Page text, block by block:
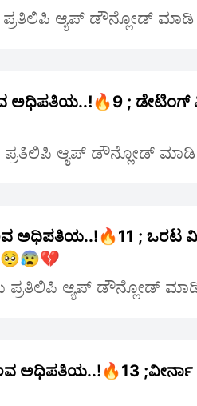
ಪ್ರತಿಲಿಪಿ ಆ್ಯಪ್ ಡೌನ್ಲೋಡ್ ಮಾಡಿ
ಅಧಿಪತಿಯ..!🔥9 ; ಡೇಟಿಂಗ್
ಪ್ರತಿಲಿಪಿ ಆ್ಯಪ್ ಡೌನ್ಲೋಡ್ ಮಾಡಿ
ಅಧಿಪತಿಯ..!🔥11 ; ಒರಟ
🥺😰💔
ಪ್ರತಿಲಿಪಿ ಆ್ಯಪ್ ಡೌನ್ಲೋಡ್
ಅಧಿಪತಿಯ..!🔥13 ;ವೀರ್ನಾ